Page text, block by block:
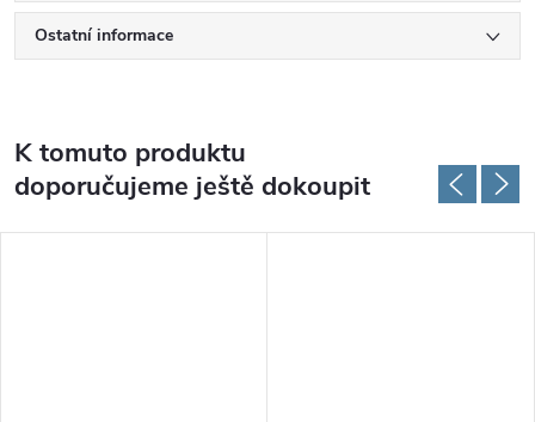
Ostatní informace
K tomuto produktu
doporučujeme ještě dokoupit